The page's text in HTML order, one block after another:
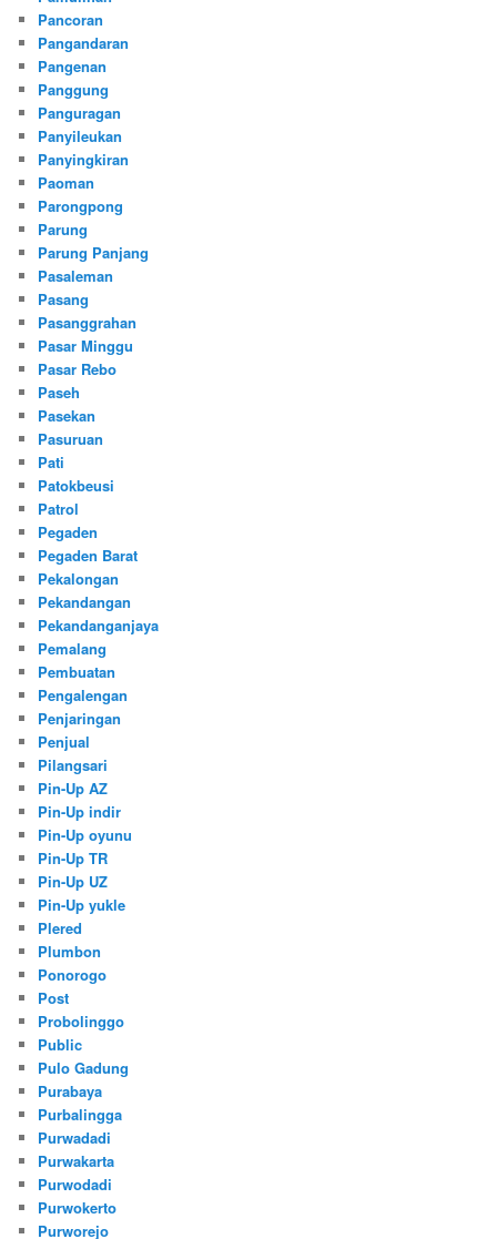
Pancoran
Pangandaran
Pangenan
Panggung
Panguragan
Panyileukan
Panyingkiran
Paoman
Parongpong
Parung
Parung Panjang
Pasaleman
Pasang
Pasanggrahan
Pasar Minggu
Pasar Rebo
Paseh
Pasekan
Pasuruan
Pati
Patokbeusi
Patrol
Pegaden
Pegaden Barat
Pekalongan
Pekandangan
Pekandanganjaya
Pemalang
Pembuatan
Pengalengan
Penjaringan
Penjual
Pilangsari
Pin-Up AZ
Pin-Up indir
Pin-Up oyunu
Pin-Up TR
Pin-Up UZ
Pin-Up yukle
Plered
Plumbon
Ponorogo
Post
Probolinggo
Public
Pulo Gadung
Purabaya
Purbalingga
Purwadadi
Purwakarta
Purwodadi
Purwokerto
Purworejo